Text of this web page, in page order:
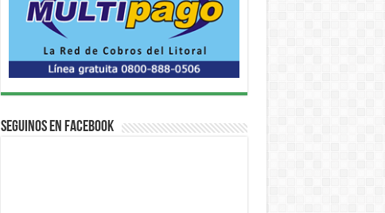
Seguinos en Facebook